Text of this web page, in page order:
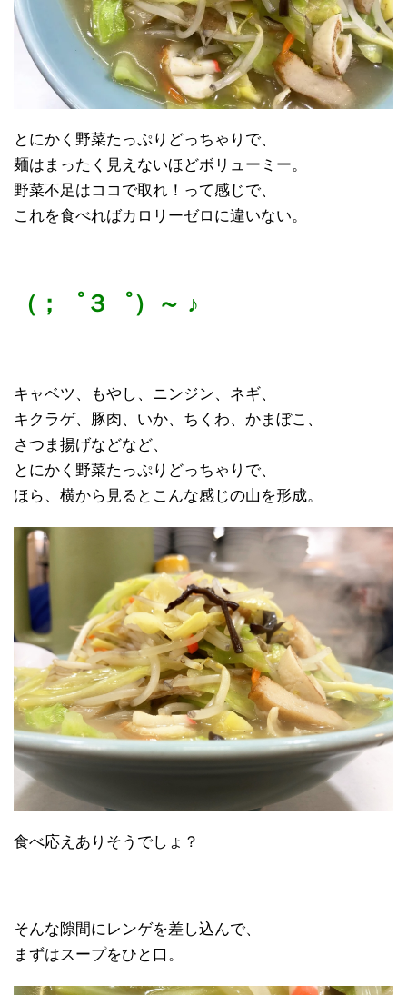
とにかく野菜たっぷりどっちゃりで、
麺はまったく見えないほどボリューミー。
野菜不足はココで取れ！って感じで、
これを食べればカロリーゼロに違いない。
（；゜３゜）～ ♪
キャベツ、もやし、ニンジン、ネギ、
キクラゲ、豚肉、いか、ちくわ、かまぼこ、
さつま揚げなどなど、
とにかく野菜たっぷりどっちゃりで、
ほら、横から見るとこんな感じの山を形成。
食べ応えありそうでしょ？
そんな隙間にレンゲを差し込んで、
まずはスープをひと口。